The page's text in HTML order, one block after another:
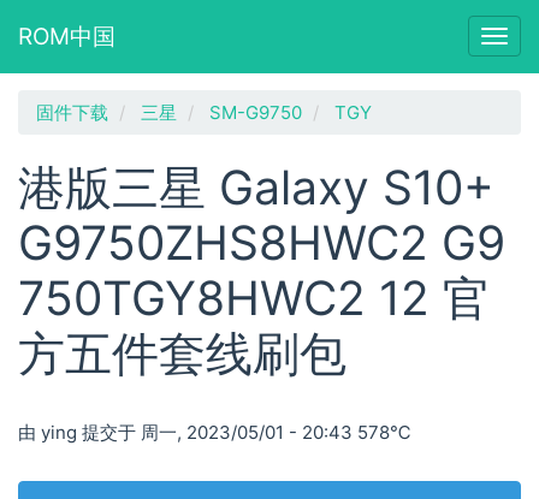
ROM中国
固件下载 三星 SM-G9750 TGY
港版三星 Galaxy S10+
G9750ZHS8HWC2 G9
750TGY8HWC2 12 官
方五件套线刷包
由 ying 提交于 周一, 2023/05/01 - 20:43 578℃